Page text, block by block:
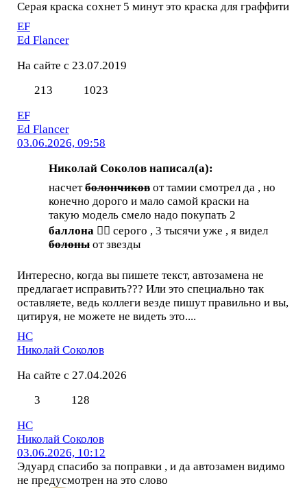
Серая краска сохнет 5 минут это краска для граффити
EF
Ed Flancer
На сайте с 23.07.2019
213
1023
EF
Ed Flancer
03.06.2026, 09:58
Николай Соколов написал(а):
насчетболончиковот тамии смотрел да , но
конечно дорого и мало самой краски на
такую модель смело надо покупать 2
баллона 🤦‍♂️ серого , 3 тысячи уже , я видел
болоныот звезды
Интересно, когда вы пишете текст, автозамена не
предлагает исправить??? Или это специально так
оставляете, ведь коллеги везде пишут правильно и вы,
цитируя, не можете не видеть это....
НС
Николай Соколов
На сайте с 27.04.2026
3
128
НС
Николай Соколов
03.06.2026, 10:12
Эдуард спасибо за поправки , и да автозамен видимо
не предусмотрен на это слово